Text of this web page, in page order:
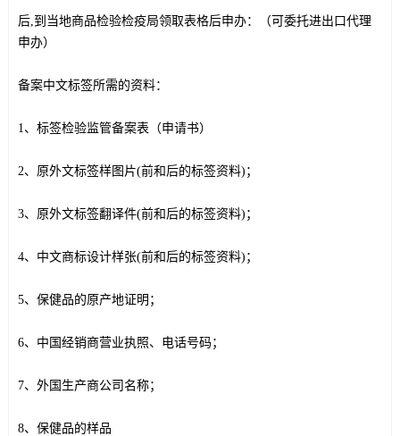
后,到当地商品检验检疫局领取表格后申办：（可委托进出口代理
申办）
备案中文标签所需的资料：
1、标签检验监管备案表（申请书）
2、原外文标签样图片(前和后的标签资料)；
3、原外文标签翻译件(前和后的标签资料)；
4、中文商标设计样张(前和后的标签资料)；
5、保健品的原产地证明；
6、中国经销商营业执照、电话号码；
7、外国生产商公司名称；
8、保健品的样品